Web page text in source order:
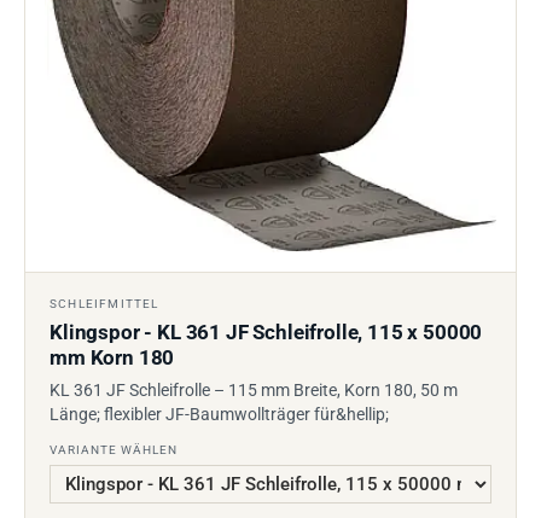
SCHLEIFMITTEL
Klingspor - KL 361 JF Schleifrolle, 115 x 50000
mm Korn 180
KL 361 JF Schleifrolle – 115 mm Breite, Korn 180, 50 m
Länge; flexibler JF-Baumwollträger für&hellip;
VARIANTE WÄHLEN